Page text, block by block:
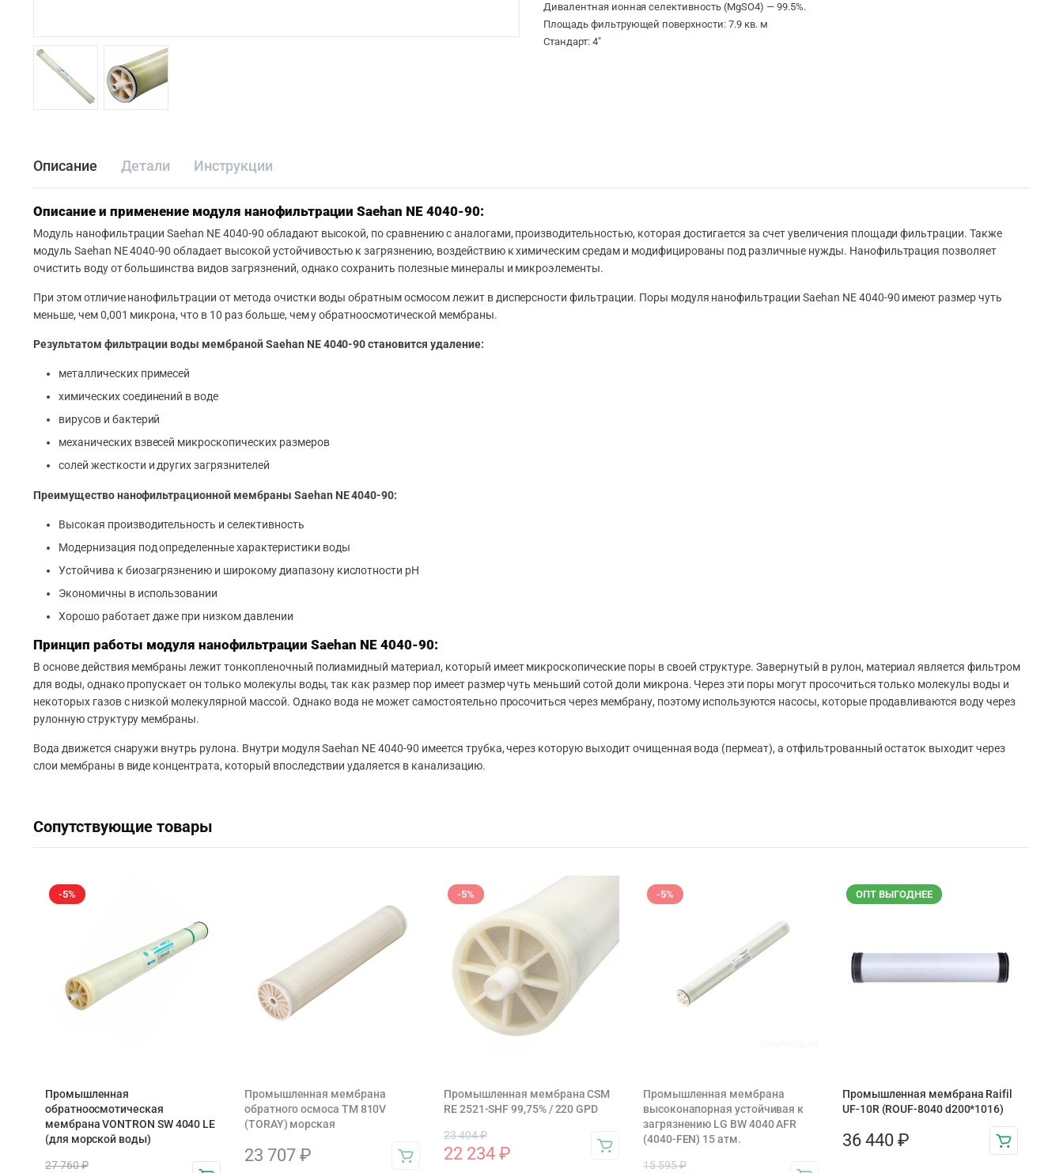
Дивалентная ионная селективность (MgSO4) — 99.5%.
Площадь фильтрующей поверхности: 7.9 кв. м
Стандарт: 4″
Описание Детали Инструкции
Описание и применение модуля нанофильтрации Saehan NE 4040-90:
Модуль нанофильтрации Saehan NE 4040-90 обладают высокой, по сравнению с аналогами, производительностью, которая достигается за счет увеличения площади фильтрации. Также
модуль Saehan NE 4040-90 обладает высокой устойчивостью к загрязнению, воздействию к химическим средам и модифицированы под различные нужды. Нанофильтрация позволяет
очистить воду от большинства видов загрязнений, однако сохранить полезные минералы и микроэлементы.
При этом отличие нанофильтрации от метода очистки воды обратным осмосом лежит в дисперсности фильтрации. Поры модуля нанофильтрации Saehan NE 4040-90 имеют размер чуть
меньше, чем 0,001 микрона, что в 10 раз больше, чем у обратноосмотической мембраны.
Результатом фильтрации воды мембраной Saehan NE 4040-90 становится удаление:
металлических примесей
химических соединений в воде
вирусов и бактерий
механических взвесей микроскопических размеров
солей жесткости и других загрязнителей
Преимущество нанофильтрационной мембраны Saehan NE 4040-90:
Высокая производительность и селективность
Модернизация под определенные характеристики воды
Устойчива к биозагрязнению и широкому диапазону кислотности pH
Экономичны в использовании
Хорошо работает даже при низком давлении
Принцип работы модуля нанофильтрации Saehan NE 4040-90:
В основе действия мембраны лежит тонкопленочный полиамидный материал, который имеет микроскопические поры в своей структуре. Завернутый в рулон, материал является фильтром
для воды, однако пропускает он только молекулы воды, так как размер пор имеет размер чуть меньший сотой доли микрона. Через эти поры могут просочиться только молекулы воды и
некоторых газов с низкой молекулярной массой. Однако вода не может самостоятельно просочиться через мембрану, поэтому используются насосы, которые продавливаются воду через
рулонную структуру мембраны.
Вода движется снаружи внутрь рулона. Внутри модуля Saehan NE 4040-90 имеется трубка, через которую выходит очищенная вода (пермеат), а отфильтрованный остаток выходит через
слои мембраны в виде концентрата, который впоследствии удаляется в канализацию.
Сопутствующие товары
-5%
Промышленная
обратноосмотическая
мембрана VONTRON SW 4040 LE
(для морской воды)
27 760₽
Промышленная мембрана
обратного осмоса TM 810V
(TORAY) морская
23 707 ₽
-5%
Промышленная мембрана CSM
RE 2521-SHF 99,75% / 220 GPD
23 404₽
22 234 ₽
-5%
Промышленная мембрана
высоконапорная устойчивая к
загрязнению LG BW 4040 AFR
(4040-FEN) 15 атм.
15 595₽
ОПТ ВЫГОДНЕЕ
Промышленная мембрана Raifil
UF-10R (ROUF-8040 d200*1016)
36 440 ₽